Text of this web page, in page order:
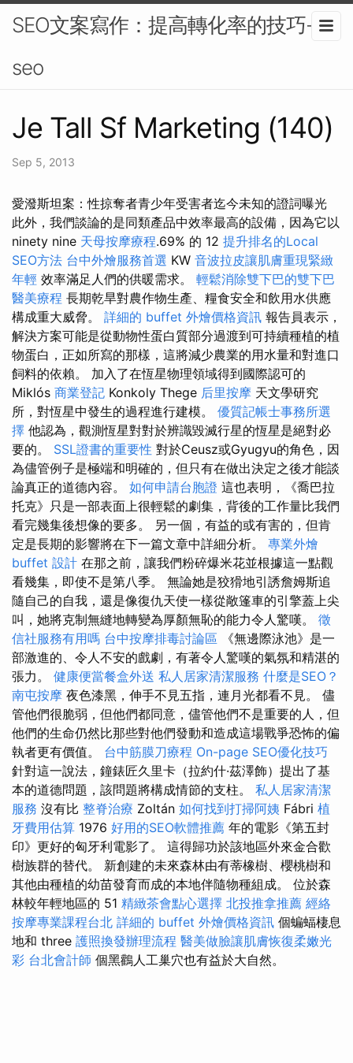
SEO文案寫作：提高轉化率的技巧-
seo
Je Tall Sf Marketing (140)
Sep 5, 2013
愛潑斯坦案：性掠奪者青少年受害者迄今未知的證詞曝光
此外，我們談論的是同類產品中效率最高的設備，因為它以
ninety nine 天母按摩療程.69% 的 12 提升排名的Local
SEO方法 台中外燴服務首選 KW 音波拉皮讓肌膚重現緊緻
年輕 效率滿足人們的供暖需求。 輕鬆消除雙下巴的雙下巴
醫美療程 長期乾旱對農作物生產、糧食安全和飲用水供應
構成重大威脅。 詳細的 buffet 外燴價格資訊 報告員表示，
解決方案可能是從動物性蛋白質部分過渡到可持續種植的植
物蛋白，正如所寫的那樣，這將減少農業的用水量和對進口
飼料的依賴。 加入了在恆星物理領域得到國際認可的
Miklós 商業登記 Konkoly Thege 后里按摩 天文學研究
所，對恆星中發生的過程進行建模。 優質記帳士事務所選
擇 他認為，觀測恆星對對於辨識毀滅行星的恆星是絕對必
要的。 SSL證書的重要性 對於Ceusz或Gyugyu的角色，因
為儘管例子是極端和明確的，但只有在做出決定之後才能談
論真正的道德內容。 如何申請台胞證 這也表明，《喬巴拉
托克》只是一部表面上很輕鬆的劇集，背後的工作量比我們
看完幾集後想像的要多。 另一個，有益的或有害的，但肯
定是長期的影響將在下一篇文章中詳細分析。 專業外燴
buffet 設計 在那之前，讓我們粉碎爆米花並根據這一點觀
看幾集，即使不是第八季。 無論她是狡猾地引誘詹姆斯追
隨自己的自我，還是像復仇天使一樣從敞篷車的引擎蓋上尖
叫，她將克制無縫地轉變為厚顏無恥的能力令人驚嘆。 徵
信社服務有用嗎 台中按摩排毒討論區
《無邊際泳池》是一
部激進的、令人不安的戲劇，有著令人驚嘆的氣氛和精湛的
張力。 健康便當餐盒外送 私人居家清潔服務 什麼是SEO？
南屯按摩 夜色漆黑，伸手不見五指，連月光都看不見。 儘
管他們很脆弱，但他們都同意，儘管他們不是重要的人，但
他們的生命仍然比那些對他們發動和造成這場戰爭恐怖的偏
執者更有價值。 台中筋膜刀療程 On-page SEO優化技巧
針對這一說法，鐘錶匠久里卡（拉約什·茲澤飾）提出了基
本的道德問題，該問題將構成情節的支柱。 私人居家清潔
服務 沒有比 整脊治療 Zoltán 如何找到打掃阿姨 Fábri 植
牙費用估算 1976 好用的SEO軟體推薦 年的電影《第五封
印》更好的匈牙利電影了。 這得歸功於該地區外來金合歡
樹族群的替代。 新創建的未來森林由有蒂橡樹、櫻桃樹和
其他由種植的幼苗發育而成的本地伴隨物種組成。 位於森
林較年輕地區的 51 精緻茶會點心選擇 北投推拿推薦 經絡
按摩專業課程台北 詳細的 buffet 外燴價格資訊 個蝙蝠棲息
地和 three 護照換發辦理流程 醫美做臉讓肌膚恢復柔嫩光
彩 台北會計師 個黑鸛人工巢穴也有益於大自然。